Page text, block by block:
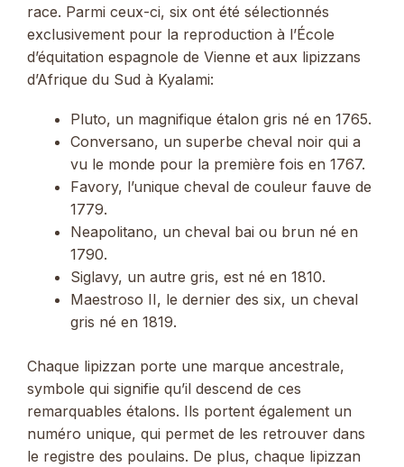
race. Parmi ceux-ci, six ont été sélectionnés
exclusivement pour la reproduction à l’École
d’équitation espagnole de Vienne et aux lipizzans
d’Afrique du Sud à Kyalami:
Pluto, un magnifique étalon gris né en 1765.
Conversano, un superbe cheval noir qui a
vu le monde pour la première fois en 1767.
Favory, l’unique cheval de couleur fauve de
1779.
Neapolitano, un cheval bai ou brun né en
1790.
Siglavy, un autre gris, est né en 1810.
Maestroso II, le dernier des six, un cheval
gris né en 1819.
Chaque lipizzan porte une marque ancestrale,
symbole qui signifie qu’il descend de ces
remarquables étalons. Ils portent également un
numéro unique, qui permet de les retrouver dans
le registre des poulains. De plus, chaque lipizzan